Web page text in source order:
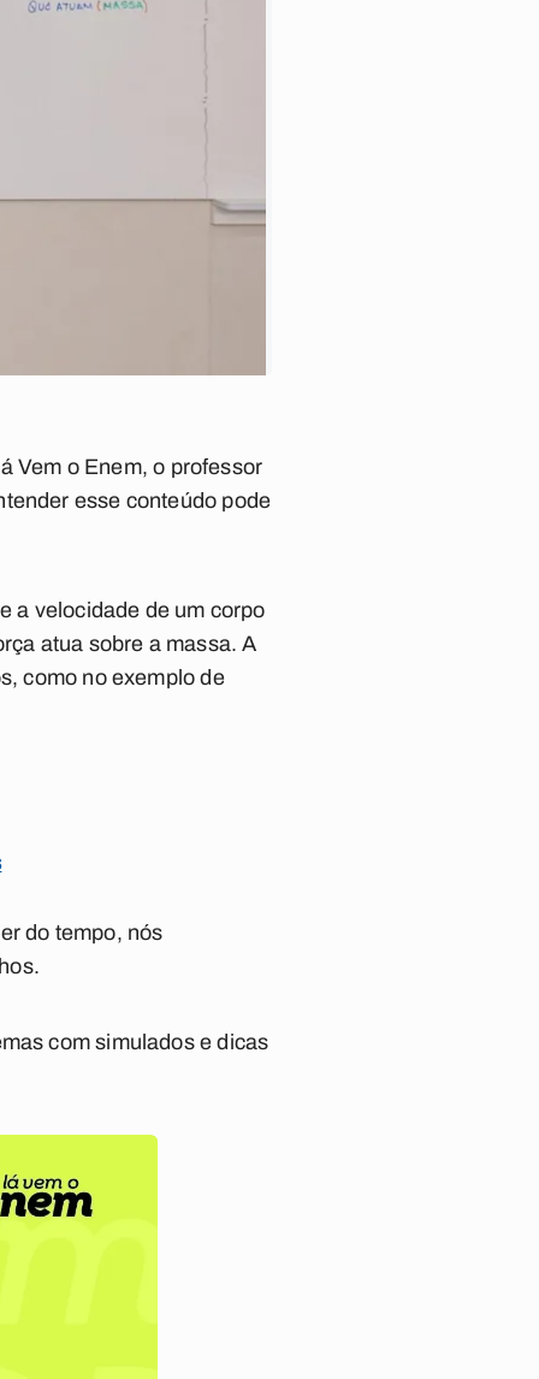
Vem o Enem, o professor
esse conteúdo pode
a velocidade de um corpo
atua sobre a massa. A
como no exemplo de
do tempo, nós
com simulados e dicas